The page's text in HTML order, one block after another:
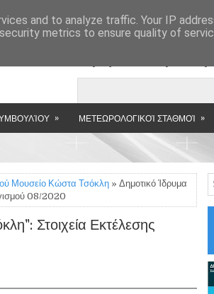
» ΜΕΤΕΩΡΟΛΟΓΙΚΟΊ ΣΤΑΘΜΟΊ »
Μουσείο Κώστα Τσόκλη » Δημοτικό Ίδρυμα
08/2020
Στοιχεία Εκτέλεσης
and to analyze traffic. Your IP
metrics to ensure quality of